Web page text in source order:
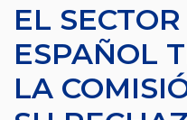
EL
ESPAÑOL
LA